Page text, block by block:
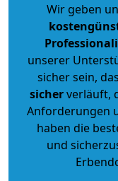
Wir geben
unserer
sicher sein,
sicherverläuft,
Anforderungen
haben die
und